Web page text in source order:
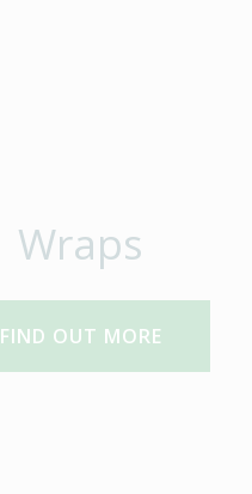
Wraps
FIND OUT MORE